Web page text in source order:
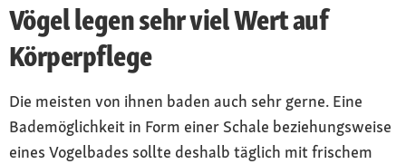
Vögel legen sehr viel Wert auf
Körperpflege
Die meisten von ihnen baden auch sehr gerne. Eine
Bademöglichkeit in Form einer Schale beziehungsweise
eines Vogelbades sollte deshalb täglich mit frischem